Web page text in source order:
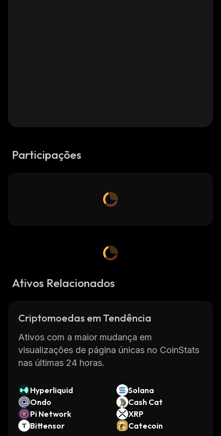
Participações
Ativos Relacionados
Criptomoedas em Tendência
Ativos com a maior mudança em
visualizações de página únicas no CoinStats
nas últimas 24 horas.
Hyperliquid
Solana
Ondo
Cash Cat
Pi Network
XRP
Bittensor
Catecoin